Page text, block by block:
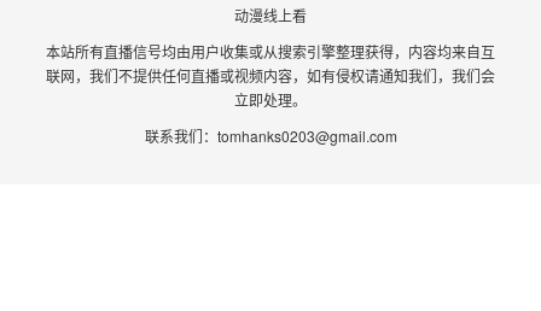
动漫线上看
本站所有直播信号均由用户收集或从搜索引擎整理获得，内容均来自互
联网，我们不提供任何直播或视频内容，如有侵权请通知我们，我们会
立即处理。
联系我们： tomhanks0203@gmail.com